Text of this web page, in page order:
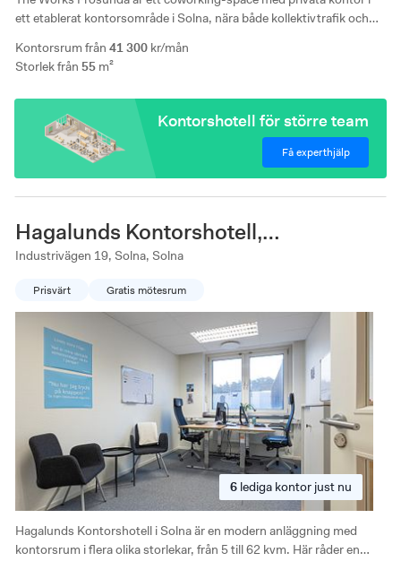
Kontorsrum från 41 300 kr/mån
Storlek från 55 m²
ett etablerat kontorsområde i Solna, nära både kollektivtrafik och
inkluderade tjänster och ett läge med goda pendlingsmöjligheter.
Kontorshotell för större team
Få experthjälp
Hagalunds Kontorshotell,
Industrivägen 19
Industrivägen 19, Solna, Solna
Prisvärt Gratis mötesrum
6 lediga kontor just nu
Hagalunds Kontorshotell i Solna är en modern anläggning med
kontorsrum i flera olika storlekar, från 5 till 62 kvm. Här råder en